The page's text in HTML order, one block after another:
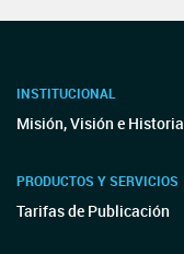
INSTITUCIONAL
Misión, Visión e Historia
PRODUCTOS Y SERVICIOS
Tarifas de Publicación